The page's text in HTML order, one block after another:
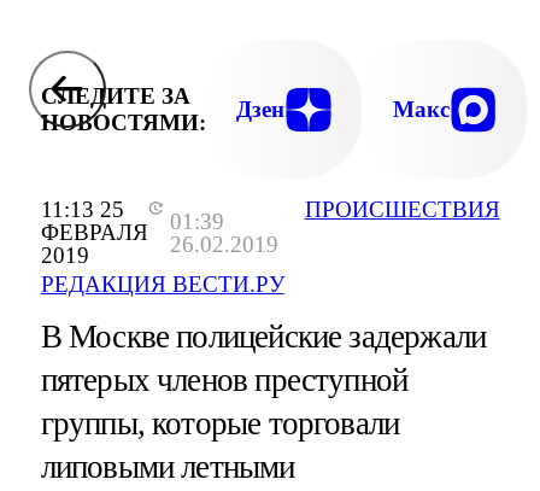
11:13 25
ФЕВРАЛЯ
2019
01:39
26.02.2019
РЕДАКЦИЯ ВЕСТИ.РУ
ПРОИСШЕСТВИЯ
СЛЕДИТЕ ЗА
НОВОСТЯМИ:
Дзен Макс
В Москве полицейские задержали
пятерых членов преступной
группы, которые торговали
липовыми летными